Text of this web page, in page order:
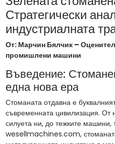
Стратегически
индустриалната
От: Марчин Бялчик –
промишлени машини
Въведение:
една нова ера
Стоманата отдавна е
съвременната цивилизация. От
силуета ни, до тежките
wesellmachines.com,